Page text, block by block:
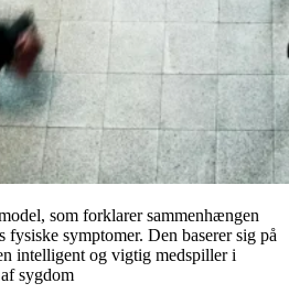
som forklarer sammenhængen
fysiske symptomer. Den baserer sig på
intelligent og vigtig medspiller i
sygdom